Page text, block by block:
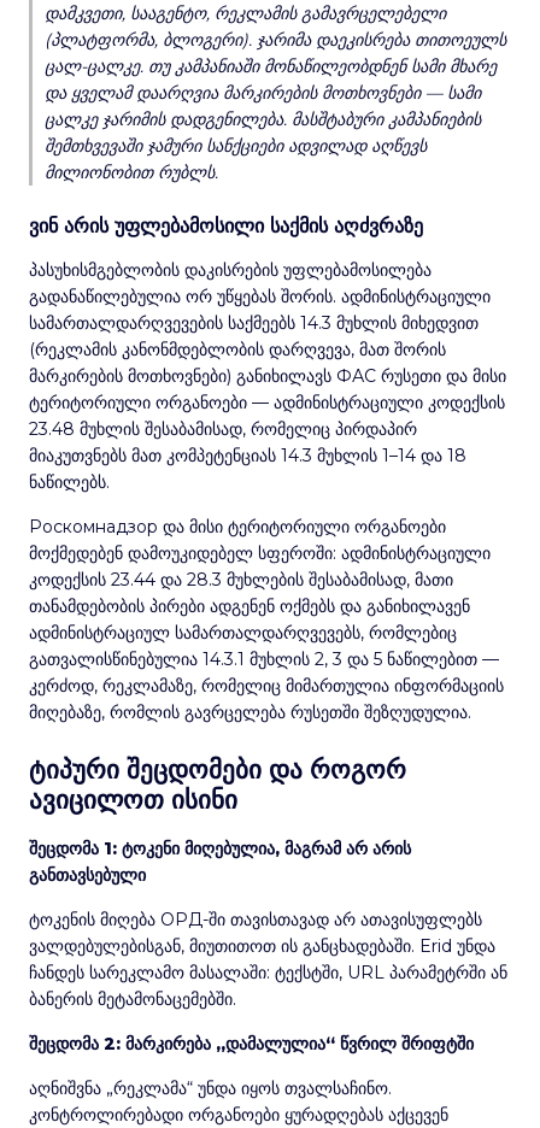
დამკვეთი, სააგენტო, რეკლამის გამავრცელებელი
(პლატფორმა, ბლოგერი). ჯარიმა დაეკისრება თითოეულს
ცალ-ცალკე. თუ კამპანიაში მონაწილეობდნენ სამი მხარე
და ყველამ დაარღვია მარკირების მოთხოვნები — სამი
ცალკე ჯარიმის დადგენილება. მასშტაბური კამპანიების
შემთხვევაში ჯამური სანქციები ადვილად აღწევს
მილიონობით რუბლს.
ვინ არის უფლებამოსილი საქმის აღძვრაზე
პასუხისმგებლობის დაკისრების უფლებამოსილება
გადანაწილებულია ორ უწყებას შორის. ადმინისტრაციული
სამართალდარღვევების საქმეებს 14.3 მუხლის მიხედვით
(რეკლამის კანონმდებლობის დარღვევა, მათ შორის
მარკირების მოთხოვნები) განიხილავს ФАС რუსეთი და მისი
ტერიტორიული ორგანოები — ადმინისტრაციული კოდექსის
23.48 მუხლის შესაბამისად, რომელიც პირდაპირ
მიაკუთვნებს მათ კომპეტენციას 14.3 მუხლის 1–14 და 18
ნაწილებს.
Роскомнадзор და მისი ტერიტორიული ორგანოები
მოქმედებენ დამოუკიდებელ სფეროში: ადმინისტრაციული
კოდექსის 23.44 და 28.3 მუხლების შესაბამისად, მათი
თანამდებობის პირები ადგენენ ოქმებს და განიხილავენ
ადმინისტრაციულ სამართალდარღვევებს, რომლებიც
გათვალისწინებულია 14.3.1 მუხლის 2, 3 და 5 ნაწილებით —
კერძოდ, რეკლამაზე, რომელიც მიმართულია ინფორმაციის
მიღებაზე, რომლის გავრცელება რუსეთში შეზღუდულია.
ტიპური შეცდომები და როგორ
ავიცილოთ ისინი
შეცდომა 1: ტოკენი მიღებულია, მაგრამ არ არის
განთავსებული
ტოკენის მიღება ОРД-ში თავისთავად არ ათავისუფლებს
ვალდებულებისგან, მიუთითოთ ის განცხადებაში. Erid უნდა
ჩანდეს სარეკლამო მასალაში: ტექსტში, URL პარამეტრში ან
ბანერის მეტამონაცემებში.
შეცდომა 2: მარკირება „დამალულია“ წვრილ შრიფტში
აღნიშვნა „რეკლამა“ უნდა იყოს თვალსაჩინო.
კონტროლირებადი ორგანოები ყურადღებას აქცევენ